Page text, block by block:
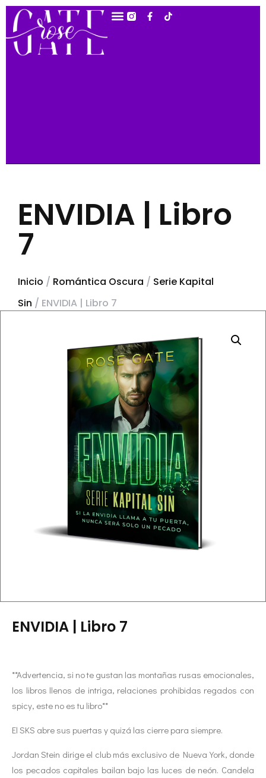
ENVIDIA | Libro
7
Inicio / Romántica Oscura / Serie Kapital
Sin / ENVIDIA | Libro 7
ENVIDIA | Libro 7
**Advertencia, si no te gustan las montañas rusas emocionales,
los libros llenos de intriga, relaciones prohibidas regados con
spicy, este no es tu libro**
El SKS abre sus puertas y quizá las cierre para siempre.
Jordan Stein dirige el club más exclusivo de Nueva York, donde
los pecados capitales bailan bajo las luces de neón. Candela